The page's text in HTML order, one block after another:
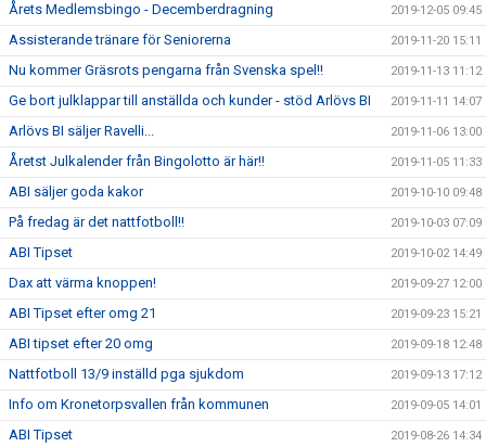
Årets Medlemsbingo - Decemberdragning 2019-12-05 09:45
Assisterande tränare för Seniorerna 2019-11-20 15:11
Nu kommer Gräsrots pengarna från Svenska spel!! 2019-11-13 11:12
Ge bort julklappar till anställda och kunder - stöd Arlövs BI 2019-11-11 14:07
Arlövs BI säljer Ravelli... 2019-11-06 13:00
Åretst Julkalender från Bingolotto är här!! 2019-11-05 11:33
ABI säljer goda kakor 2019-10-10 09:48
På fredag är det nattfotboll!! 2019-10-03 07:09
ABI Tipset 2019-10-02 14:49
Dax att värma knoppen! 2019-09-27 12:00
ABI Tipset efter omg 21 2019-09-23 15:21
ABI tipset efter 20 omg 2019-09-18 12:48
Nattfotboll 13/9 inställd pga sjukdom 2019-09-13 17:12
Info om Kronetorpsvallen från kommunen 2019-09-05 14:01
ABI Tipset 2019-08-26 14:34